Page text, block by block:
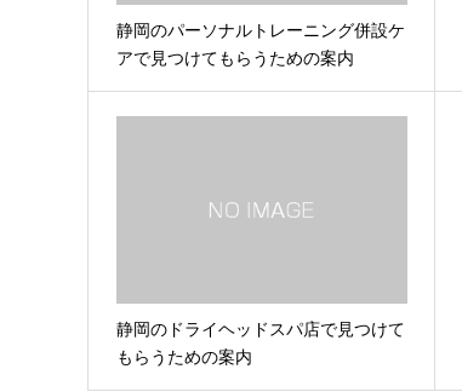
静岡のパーソナルトレーニング併設ケ
アで見つけてもらうための案内
静岡のドライヘッドスパ店で見つけて
もらうための案内